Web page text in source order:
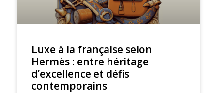
Luxe à la française selon
Hermès : entre héritage
d’excellence et défis
contemporains